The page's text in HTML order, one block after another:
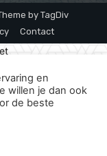
by TagDiv
Contact
en
willen je dan ook
de beste
=> -1, ); $query =
{ while
// Voeg de term